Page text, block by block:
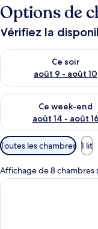
Options de
Vérifiez la
Ce soir
août 9 - août 10
Vérifier la disponibilité
Ce week-end
août 14 - août 16
Vérifier la disponibilité
Filtres
disponibles
pour
les
Toutes les chambres 1 lit
Affichage de 8 chambres